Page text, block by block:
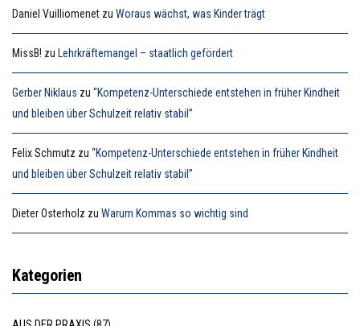
Daniel Vuilliomenet zu Woraus wächst, was Kinder trägt
MissB! zu Lehrkräftemangel – staatlich gefördert
Gerber Niklaus zu “Kompetenz-Unterschiede entstehen in früher Kindheit
und bleiben über Schulzeit relativ stabil”
Felix Schmutz zu “Kompetenz-Unterschiede entstehen in früher Kindheit
und bleiben über Schulzeit relativ stabil”
Dieter Osterholz zu Warum Kommas so wichtig sind
Kategorien